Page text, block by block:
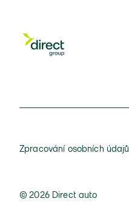
Zpracování osobních údajů
© 2026 Direct auto